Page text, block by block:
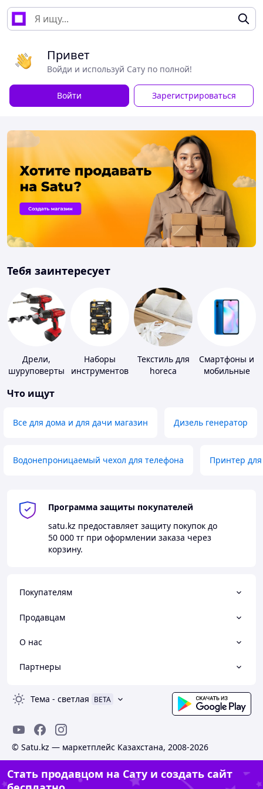
Привет
Войди и используй Сату по полной!
Войти Зарегистрироваться
Тебя заинтересует
Дрели,
шуруповерты
Наборы
инструментов
Текстиль для
horeca
Смартфоны и
мобильные
Что ищут
Все для дома и для дачи магазин Дизель генератор
Водонепроницаемый чехол для телефона Принтер
Программа защиты покупателей
satu.kz предоставляет защиту покупок до
50 000 тг при оформлении заказа через
корзину.
Покупателям
Продавцам
О нас
Партнеры
Тема - светлая BETA
© Satu.kz — маркетплейс Казахстана, 2008-2026
Стать продавцом на Сату и создать сайт